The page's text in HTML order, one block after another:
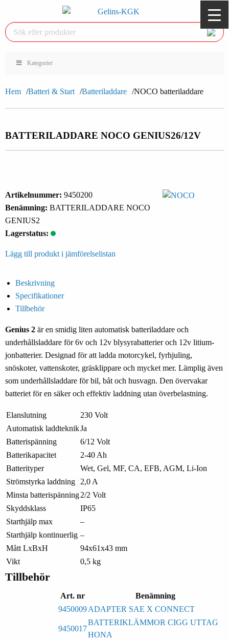
Kategorier
Hem Batteri & Start Batteriladdare NOCO batteriladdare
BATTERILADDARE NOCO GENIUS26/12V
Artikelnummer: 9450200
Benämning: BATTERILADDARE NOCO
GENIUS2
Lagerstatus:
Lägg till produkt i jämförelselistan
Beskrivning
Specifikationer
Tillbehör
Genius 2 är en smidig liten automatisk batteriladdare och
underhållsladdare för 6v och 12v blysyrabatterier och 12v litium-
jonbatterier. Designad för att ladda motorcykel, fyrhjuling,
snöskoter, vattenskoter, gräsklippare och mycket mer. Lämplig även
som underhållsladdare för bil, båt och husvagn. Den övervakar
batteriet för en säker och effektiv laddning utan överbelastning.
Elanslutning
230 Volt
Automatisk laddteknikJa
Batterispänning
6/12 Volt
Batterikapacitet
2-40 Ah
Batterityper
Wet, Gel, MF, CA, EFB, AGM, Li-Ion
Strömstyrka laddning
2,0 A
Minsta batterispänning2/2 Volt
Skyddsklass
IP65
Starthjälp max
–
Starthjälp kontinuerlig –
Mått LxBxH
94x61x43 mm
Vikt
0,5 kg
Tillbehör
Art. nr
Benämning
9450009ADAPTER SAE X CONNECT
9450017
BATTERIKLÄMMOR CIGG UTTAG
HONA